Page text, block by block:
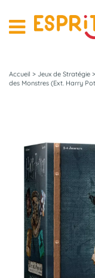
Accueil > Jeux de Stratégie >
des Monstres (Ext. Harry